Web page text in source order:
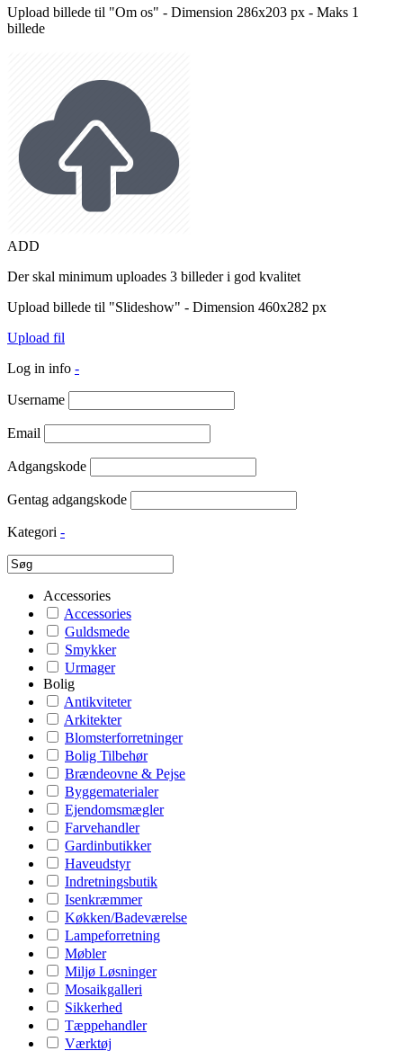
Upload billede til "Om os" - Dimension 286x203 px - Maks 1
billede
ADD
Der skal minimum uploades 3 billeder i god kvalitet
Upload billede til "Slideshow" - Dimension 460x282 px
Upload fil
Log in info -
Username
Email
Adgangskode
Gentag adgangskode
Kategori -
Accessories
Accessories
Guldsmede
Smykker
Urmager
Bolig
Antikviteter
Arkitekter
Blomsterforretninger
Bolig Tilbehør
Brændeovne & Pejse
Byggematerialer
Ejendomsmægler
Farvehandler
Gardinbutikker
Haveudstyr
Indretningsbutik
Isenkræmmer
Køkken/Badeværelse
Lampeforretning
Møbler
Miljø Løsninger
Mosaikgalleri
Sikkerhed
Tæppehandler
Værktøj